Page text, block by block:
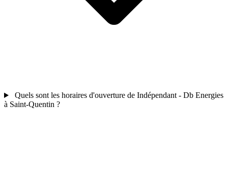
Quels sont les horaires d'ouverture de Indépendant - Db Energies
à Saint-Quentin ?